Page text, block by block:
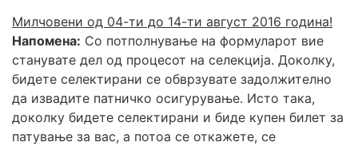
Милчовени од 04-ти до 14-ти август 2016 година!
Напомена: Со потполнување на формуларот вие
станувате дел од процесот на селекција. Доколку,
бидете селектирани се обврзувате задолжително
да извадите патничко осигурување. Исто така,
доколку бидете селектирани и биде купен билет за
патување за вас, а потоа се откажете, се